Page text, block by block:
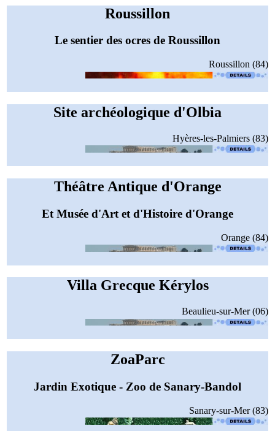
Roussillon
Le sentier des ocres de Roussillon
Roussillon (84)
Site archéologique d'Olbia
Hyères-les-Palmiers (83)
Théâtre Antique d'Orange
Et Musée d'Art et d'Histoire d'Orange
Orange (84)
Villa Grecque Kérylos
Beaulieu-sur-Mer (06)
ZoaParc
Jardin Exotique - Zoo de Sanary-Bandol
Sanary-sur-Mer (83)